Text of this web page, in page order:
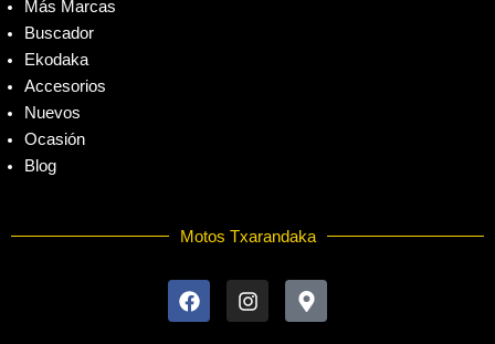
Más Marcas
Buscador
Ekodaka
Accesorios
Nuevos
Ocasión
Blog
Motos Txarandaka
a
c
n
s
a
p